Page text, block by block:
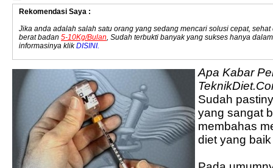
Rekomendasi Saya :
Jika anda adalah salah satu orang yang sedang mencari solusi cepat,
berat badan 5-10Kg/Bulan, Sudah terbukti banyak yang sukses hanya
informasinya klikDISINI.
Apa Kabar
Sudah
yang sangat
membahas
diet yang